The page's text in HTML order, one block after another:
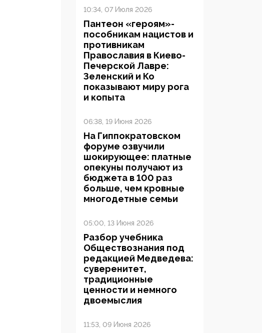
10:34, 07 Июля 2026
Пантеон «героям»-
пособникам нацистов и
противникам
Православия в Киево-
Печерской Лавре:
Зеленский и Ко
показывают миру рога
и копыта
06:38, 19 Июня 2026
На Гиппократовском
форуме озвучили
шокирующее: платные
опекуны получают из
бюджета в 100 раз
больше, чем кровные
многодетные семьи
05:00, 13 Июня 2026
Разбор учебника
Обществознания под
редакцией Медведева:
суверенитет,
традиционные
ценности и немного
двоемыслия
11:53, 09 Июня 2026